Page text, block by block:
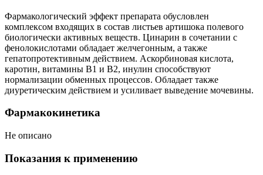
Фармакологический эффект препарата обусловлен
комплексом входящих в состав листьев артишока полевого
биологически активных веществ. Цинарин в сочетании с
фенолокислотами обладает желчегонным, а также
гепатопротективным действием. Аскорбиновая кислота,
каротин, витамины B1 и В2, инулин способствуют
нормализации обменных процессов. Обладает также
диуретическим действием и усиливает выведение мочевины.
Фармакокинетика
Не описано
Показания к применению